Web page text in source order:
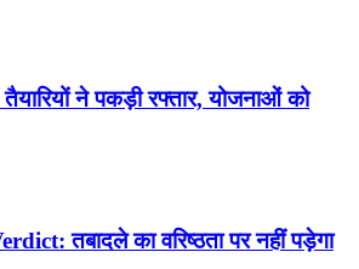
ने पकड़ी रफ्तार, योजनाओं को
तबादले का वरिष्ठता पर नहीं पड़ेगा